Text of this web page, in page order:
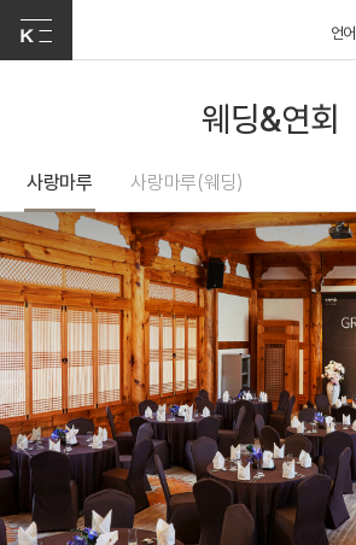
언어
웨딩&연회
사랑마루 사랑마루(웨딩)